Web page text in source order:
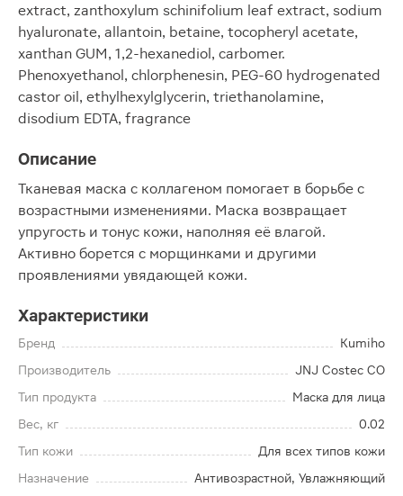
extract, zanthoxylum schinifolium leaf extract, sodium
hyaluronate, allantoin, betaine, tocopheryl acetate,
xanthan GUM, 1,2-hexanediol, carbomer.
Phenoxyethanol, chlorphenesin, PEG-60 hydrogenated
castor oil, ethylhexylglycerin, triethanolamine,
disodium EDTA, fragrance
Описание
Тканевая маска с коллагеном помогает в борьбе с
возрастными изменениями. Маска возвращает
упругость и тонус кожи, наполняя её влагой.
Активно борется с морщинками и другими
проявлениями увядающей кожи.
Характеристики
Бренд
Kumiho
Производитель
JNJ Costec CO
Тип продукта
Маска для лица
Вес, кг
0.02
Тип кожи
Для всех типов кожи
Назначение
Антивозрастной, Увлажняющий